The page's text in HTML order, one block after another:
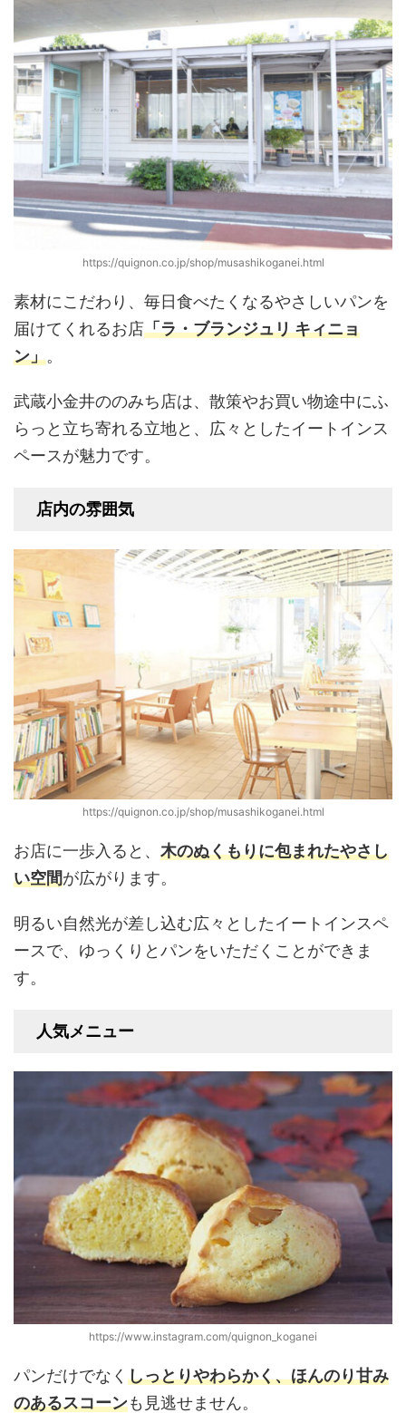
https://quignon.co.jp/shop/musashikoganei.html
素材にこだわり、毎日食べたくなるやさしいパンを
届けてくれるお店「ラ・ブランジュリ キィニョ
ン」。
武蔵小金井ののみち店は、散策やお買い物途中にふ
らっと立ち寄れる立地と、広々としたイートインス
ペースが魅力です。
店内の雰囲気
https://quignon.co.jp/shop/musashikoganei.html
お店に一歩入ると、 木のぬくもりに包まれたやさし
い空間が広がります。
明るい自然光が差し込む広々としたイートインスペ
ースで、ゆっくりとパンをいただくことができま
す。
人気メニュー
https://www.instagram.com/quignon_koganei
パンだけでなく しっとりやわらかく、ほんのり甘み
のあるスコーンも見逃せません。